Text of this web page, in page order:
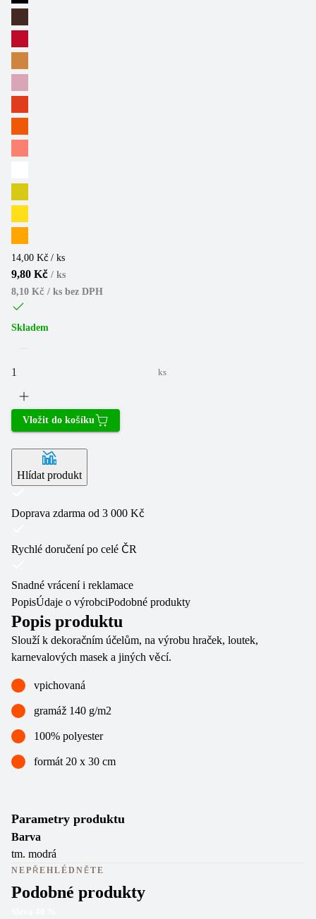
14,00 Kč / ks
9,80 Kč / ks
8,10 Kč / ks bez DPH
Skladem
ks
Vložit do košíku
Hlídat produkt
Doprava zdarma od 3 000 Kč
Rychlé doručení po celé ČR
Snadné vrácení i reklamace
PopisÚdaje o výrobciPodobné produkty
Popis produktu
Slouží k dekoračním účelům, na výrobu hraček, loutek,
karnevalových masek a jiných věcí.
vpichovaná
gramáž 140 g/m2
100% polyester
formát 20 x 30 cm
Parametry produktu
Barva
tm. modrá
NEPŘEHLÉDNĚTE
Podobné produkty